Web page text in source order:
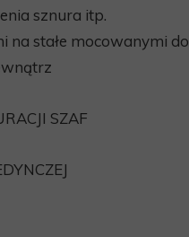
sznura itp.
na stałe mocowanymi
SZAF